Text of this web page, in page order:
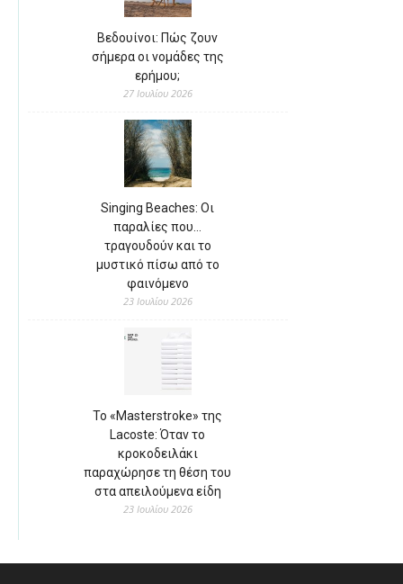
Βεδουίνοι: Πώς ζουν
σήμερα οι νομάδες της
ερήμου;
27 Ιουλίου 2026
Singing Beaches: Οι
παραλίες που…
τραγουδούν και το
μυστικό πίσω από το
φαινόμενο
23 Ιουλίου 2026
Το «Masterstroke» της
Lacoste: Όταν το
κροκοδειλάκι
παραχώρησε τη θέση του
στα απειλούμενα είδη
23 Ιουλίου 2026